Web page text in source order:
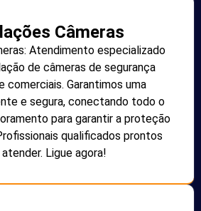
Câmeras
Atendimento especializado
de câmeras de segurança
comerciais. Garantimos uma
e segura, conectando todo o
para garantir a proteção
qualificados prontos
atender. Ligue agora!